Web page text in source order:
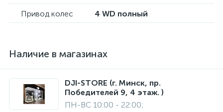
Привод колес 4 WD полный
Наличие в магазинах
DJI-STORE (г. Минск, пр.
Победителей 9, 4 этаж. )
ПН-ВС 10:00 - 22:00;